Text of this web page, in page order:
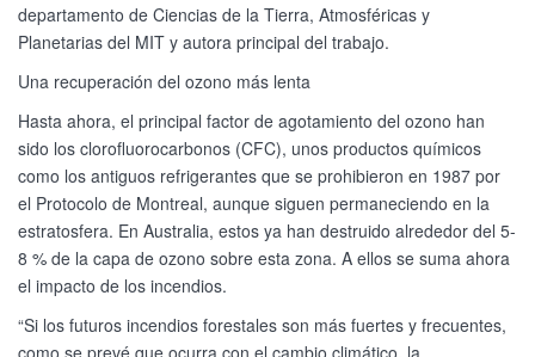
departamento de Ciencias de la Tierra, Atmosféricas y
Planetarias del MIT y autora principal del trabajo.
Una recuperación del ozono más lenta
Hasta ahora, el principal factor de agotamiento del ozono han
sido los clorofluorocarbonos (CFC), unos productos químicos
como los antiguos refrigerantes que se prohibieron en 1987 por
el Protocolo de Montreal, aunque siguen permaneciendo en la
estratosfera. En Australia, estos ya han destruido alrededor del 5-
8 % de la capa de ozono sobre esta zona. A ellos se suma ahora
el impacto de los incendios.
“Si los futuros incendios forestales son más fuertes y frecuentes,
como se prevé que ocurra con el cambio climático, la